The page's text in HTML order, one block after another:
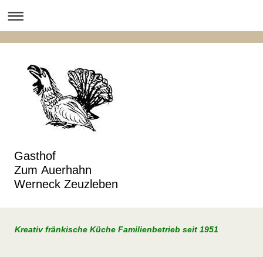
Gasthof
Zum Auerhahn
Werneck Zeuzleben
Kreativ fränkische Küche Familienbetrieb seit 1951